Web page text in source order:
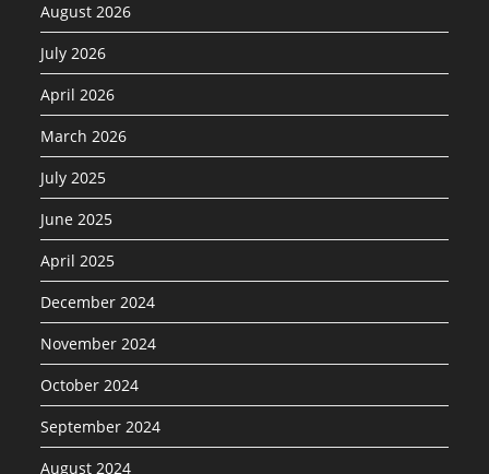
August 2026
July 2026
April 2026
March 2026
July 2025
June 2025
April 2025
December 2024
November 2024
October 2024
September 2024
August 2024